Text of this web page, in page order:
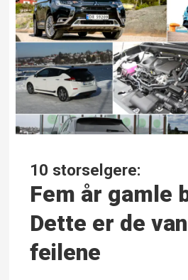
10 storselgere:
Fem år gamle
Dette er de
feilene